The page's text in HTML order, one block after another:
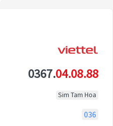
0367.04.08.88
Sim Tam Hoa
036